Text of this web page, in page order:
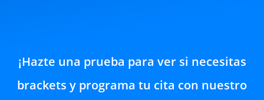
¡Hazte una prueba para ver si necesitas
brackets y programa tu cita con nuestro